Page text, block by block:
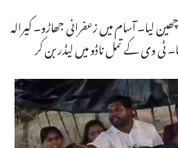
لیا۔ آسام میں زعفرانی جھاڑو۔ کیرالہ
ٹی وی کے تمل ناڈو میں لیڈر بن کر